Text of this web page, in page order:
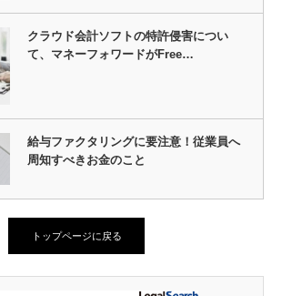
クラウド会計ソフトの特許侵害につい
て、マネーフォワードがFree…
給与ファクタリングに要注意！従業員へ
周知すべきお金のこと
トップページに戻る